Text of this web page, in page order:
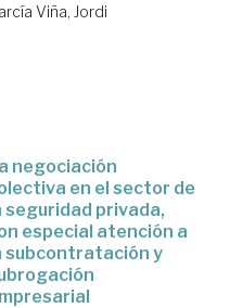
Viña, Jordi
negociación
en el sector de
seguridad privada,
especial atención a
subcontratación y